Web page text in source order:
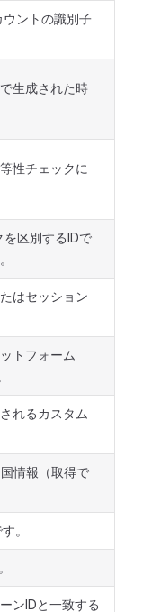
ントの識別子
生成された時
性チェックに
区別するIDで
はセッション
トフォーム
れるカスタム
情報（取得で
。
ンIDと一致する